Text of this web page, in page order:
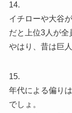
14.
イチローや大谷
だと上位3人が全
やはり、昔は巨
15.
年代による偏り
でしょ。